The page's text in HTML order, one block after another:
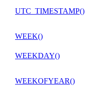
UTC_TIMESTAMP()
WEEK()
WEEKDAY()
WEEKOFYEAR()